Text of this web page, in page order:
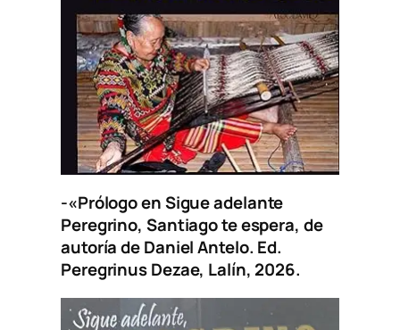
-«Prólogo enSigue adelante
Peregrino, Santiago te espera, de
autoría de Daniel Antelo. Ed.
Peregrinus Dezae, Lalín, 2026.